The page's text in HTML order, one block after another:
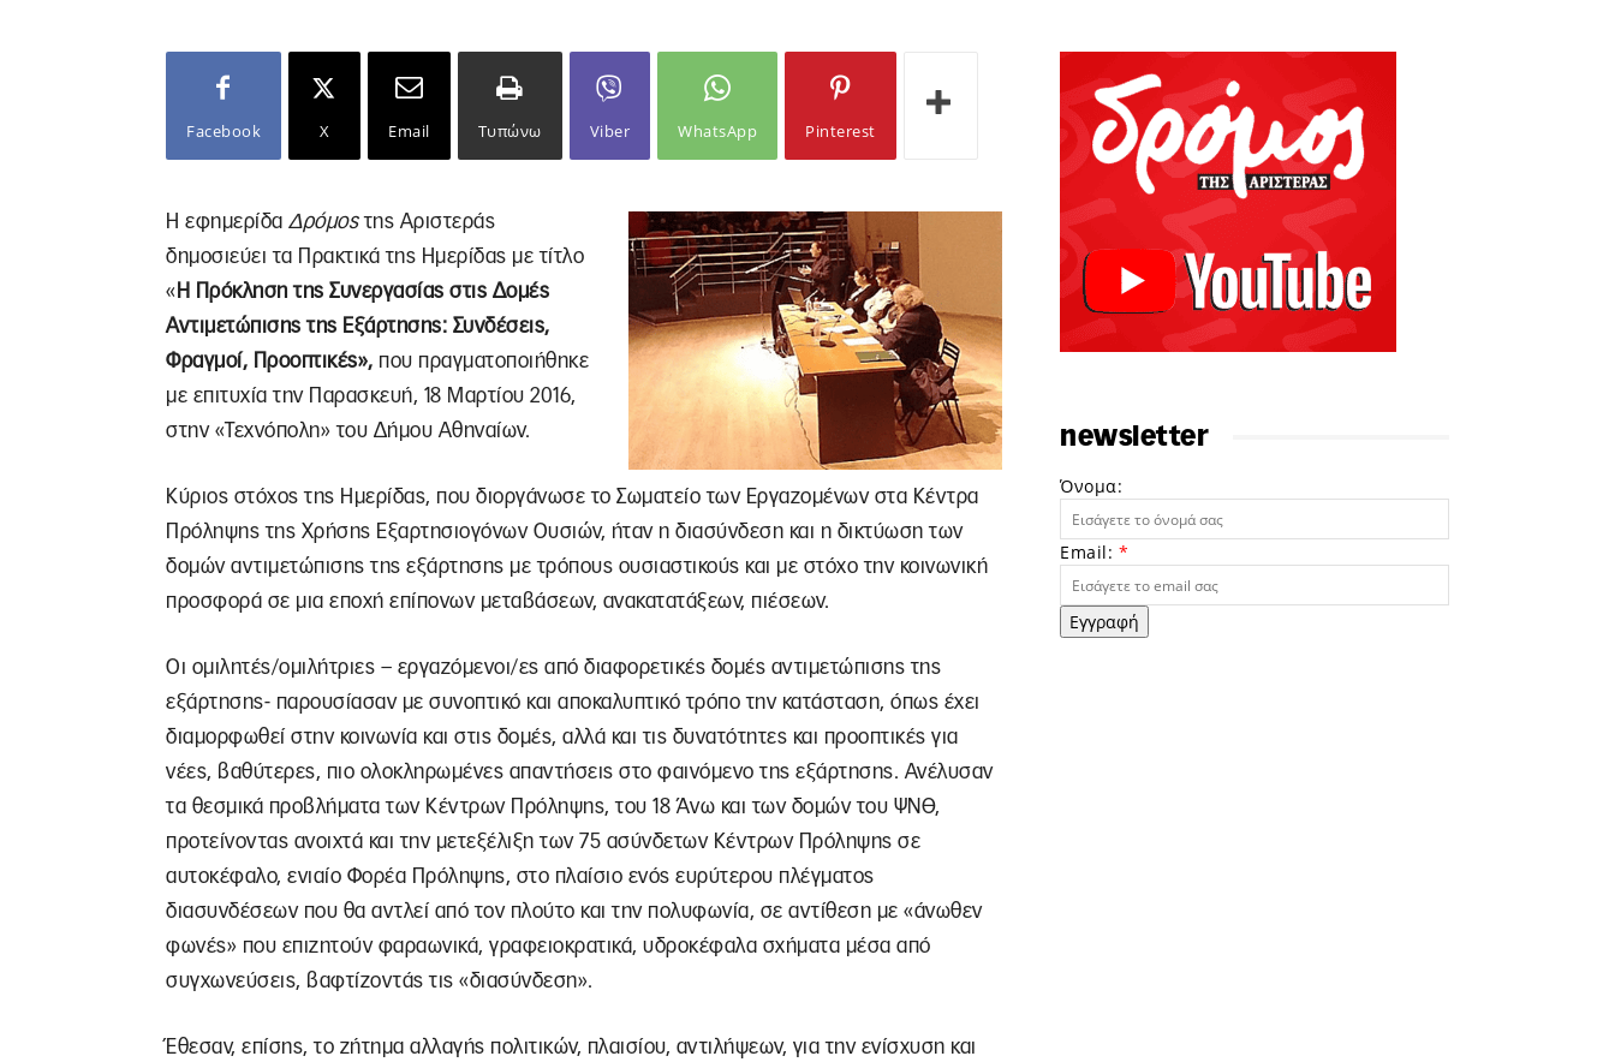
Facebook X Email Τυπώνω Viber WhatsApp Pinterest
Η εφημερίδα Δρόμοςτης Αριστεράς
δημοσιεύει τα Πρακτικά της Ημερίδας με τίτλο
« Η Πρόκληση της Συνεργασίας στις Δομές
Αντιμετώπισης της Εξάρτησης: Συνδέσεις,
Φραγμοί, Προοπτικές», που πραγματοποιήθηκε
με επιτυχία την Παρασκευή, 18 Μαρτίου 2016,
στην «Τεχνόπολη» του Δήμου Αθηναίων.
Κύριος στόχος της Ημερίδας, που διοργάνωσε το Σωματείο των Εργαζομένων στα Κέντρα
Πρόληψης της Χρήσης Εξαρτησιογόνων Ουσιών, ήταν η διασύνδεση και η δικτύωση των
δομών αντιμετώπισης της εξάρτησης με τρόπους ουσιαστικούς και με στόχο την κοινωνική
προσφορά σε μια εποχή επίπονων μεταβάσεων, ανακατατάξεων, πιέσεων.
Οι ομιλητές/ομιλήτριες – εργαζόμενοι/ες από διαφορετικές δομές αντιμετώπισης της
εξάρτησης- παρουσίασαν με συνοπτικό και αποκαλυπτικό τρόπο την κατάσταση, όπως έχει
διαμορφωθεί στην κοινωνία και στις δομές, αλλά και τις δυνατότητες και προοπτικές για
νέες, βαθύτερες, πιο ολοκληρωμένες απαντήσεις στο φαινόμενο της εξάρτησης. Ανέλυσαν
τα θεσμικά προβλήματα των Κέντρων Πρόληψης, του 18 Άνω και των δομών του ΨΝΘ,
προτείνοντας ανοιχτά και την μετεξέλιξη των 75 ασύνδετων Κέντρων Πρόληψης σε
αυτοκέφαλο, ενιαίο Φορέα Πρόληψης, στο πλαίσιο ενός ευρύτερου πλέγματος
διασυνδέσεων που θα αντλεί από τον πλούτο και την πολυφωνία, σε αντίθεση με «άνωθεν
φωνές» που επιζητούν φαραωνικά, γραφειοκρατικά, υδροκέφαλα σχήματα μέσα από
συγχωνεύσεις, βαφτίζοντάς τις «διασύνδεση».
Έθεσαν, επίσης, το ζήτημα αλλαγής πολιτικών, πλαισίου, αντιλήψεων, για την ενίσχυση και
newsletter
Όνομα:
Email: *
Εγγραφή